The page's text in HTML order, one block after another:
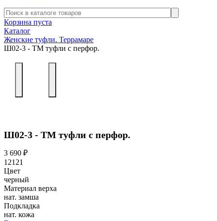
Корзина пуста
Каталог
Женские туфли. Террамаре
Ш02-3 - ТМ туфли с перфор.
Ш02-3 - ТМ туфли с перфор.
3 690 ₽
12121
Цвет
черный
Материал верха
нат. замша
Подкладка
нат. кожа